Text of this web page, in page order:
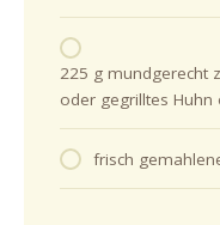
225 g mundgerecht
oder gegrilltes Huhn
frisch